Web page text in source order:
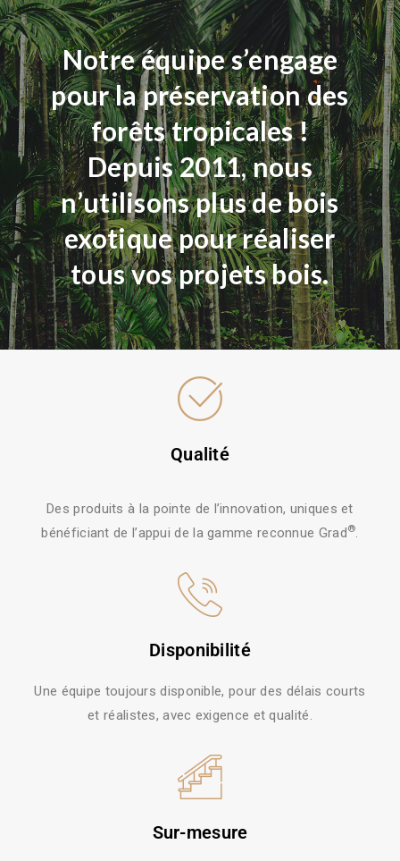
Notre équipe s’engage
pour la préservation des
forêts tropicales !
Depuis 2011, nous
n’utilisons plus de bois
exotique pour réaliser
tous vos projets bois.
Qualité
Des produits à la pointe de l’innovation, uniques et
bénéficiant de l’appui de la gamme reconnue Grad®
Disponibilité
Une équipe toujours disponible, pour des délais courts
et réalistes, avec exigence et qualité.
Sur-mesure